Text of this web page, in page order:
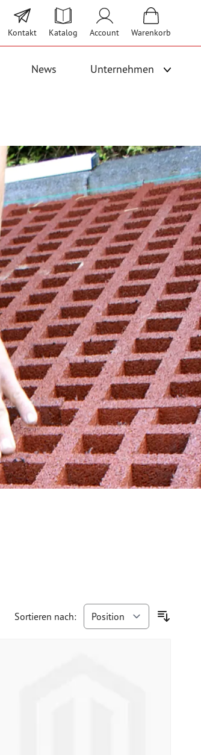
Kontakt Katalog Account Warenkorb
News Unternehmen
Sortieren nach: